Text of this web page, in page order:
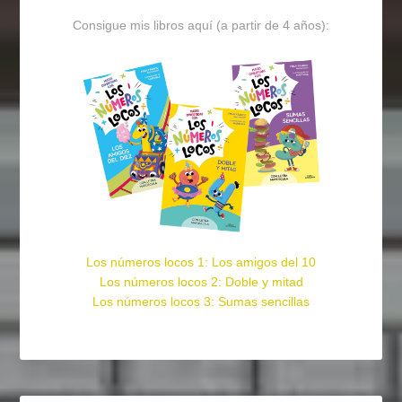
Consigue mis libros aquí (a partir de 4 años):
Los números locos 1: Los amigos del 10
Los números locos 2: Doble y mitad
Los números locos 3: Sumas sencillas